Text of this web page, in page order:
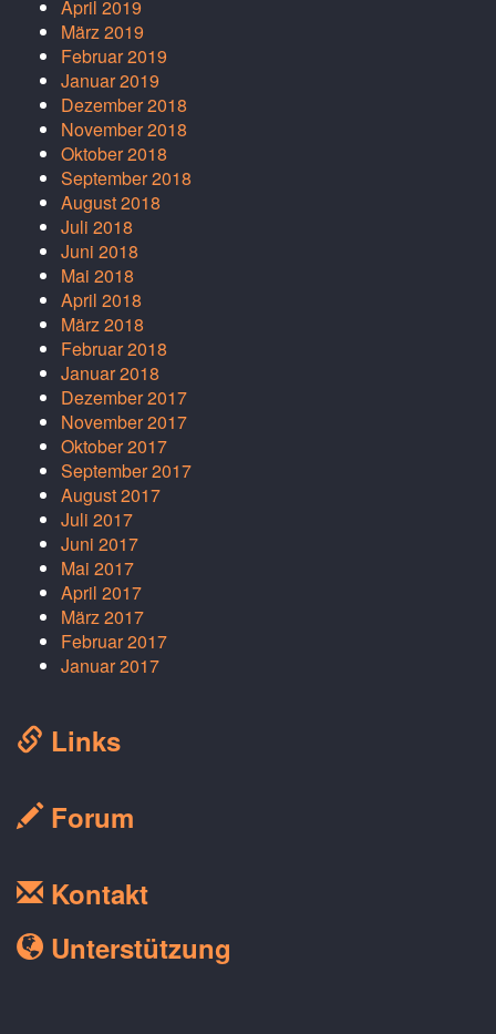
April 2019
März 2019
Februar 2019
Januar 2019
Dezember 2018
November 2018
Oktober 2018
September 2018
August 2018
Juli 2018
Juni 2018
Mai 2018
April 2018
März 2018
Februar 2018
Januar 2018
Dezember 2017
November 2017
Oktober 2017
September 2017
August 2017
Juli 2017
Juni 2017
Mai 2017
April 2017
März 2017
Februar 2017
Januar 2017
Links
Forum
Kontakt
Unterstützung